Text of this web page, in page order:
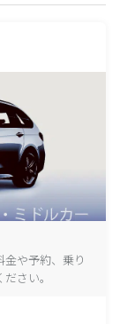
や予約、乗り
さい。